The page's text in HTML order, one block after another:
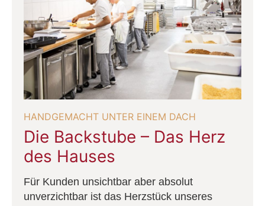
HANDGEMACHT UNTER EINEM DACH
Die Backstube – Das Herz
des Hauses
Für Kunden unsichtbar aber absolut
unverzichtbar ist das Herzstück unseres